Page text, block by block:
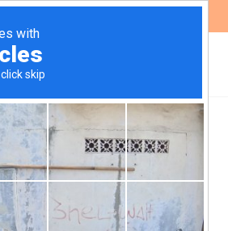
sobre el
inicia la
en la Cámara